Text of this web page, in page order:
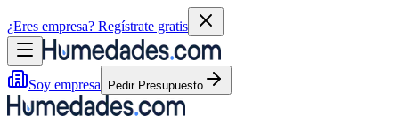
¿Eres empresa? Regístrate gratis
Soy empresa Pedir Presupuesto